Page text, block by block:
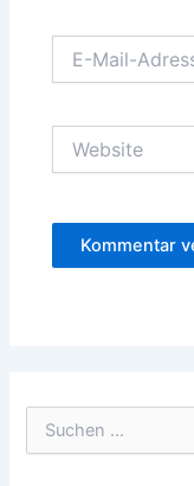
Mail-